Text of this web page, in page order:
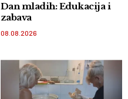
Dan mladih: Edukacija i
zabava
08.08.2026